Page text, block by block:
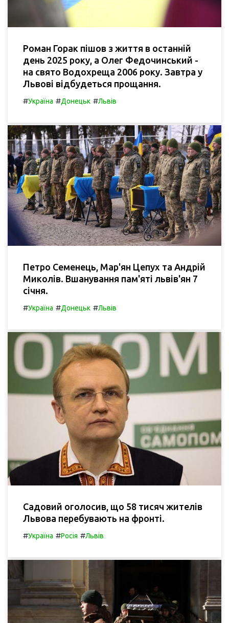
Роман Горак пішов з життя в останній
день 2025 року, а Олег Федочинський -
на свято Водохреща 2006 року. Завтра у
Львові відбудеться прощання.
#Україна #Донецьк #Львів
Петро Семенець, Мар'ян Цепух та Андрій
Миколів. Вшанування пам'яті львів'ян 7
січня.
#Україна #Донецьк #Львів
Садовий оголосив, що 58 тисяч жителів
Львова перебувають на фронті.
#Україна #Росія #Львів